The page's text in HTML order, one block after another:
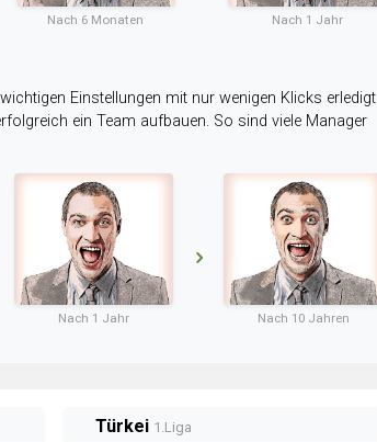
Nach 6 Monaten Nach 1 Jahr
Einstellungen mit nur wenigen Klicks erledigt
ein Team aufbauen. So sind viele Manager
Nach 1 Jahr Nach 10 Jahren
Türkei 1.Liga